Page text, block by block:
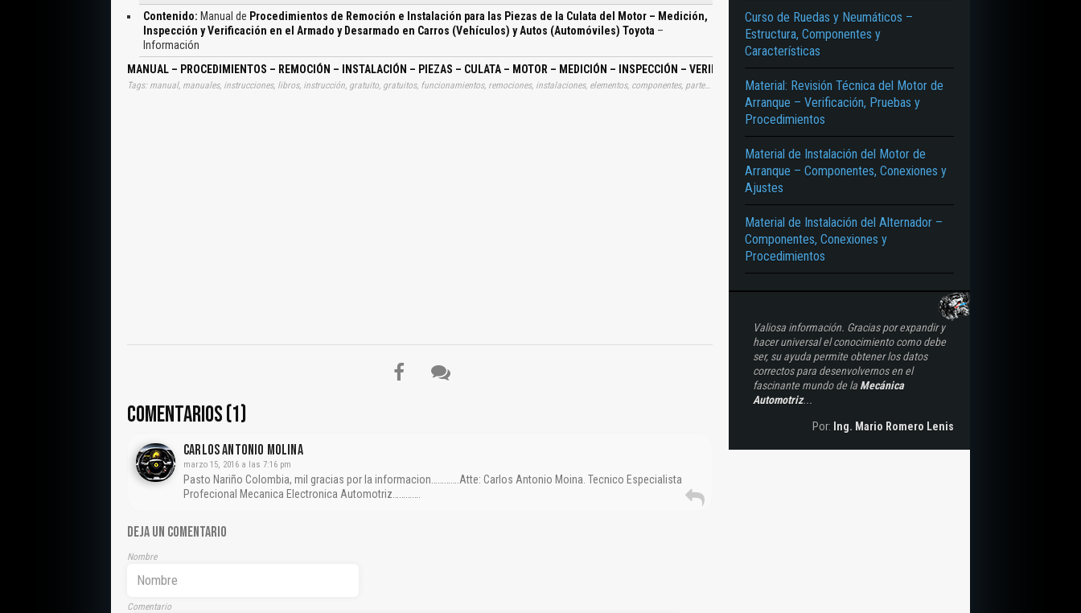
Contenido: Manual de Procedimientos de Remoción e Instalación para las Piezas de la Culata del Motor – Medición,
Inspección y Verificación en el Armado y Desarmado en Carros (Vehículos) y Autos (Automóviles) Toyota –
Información
MANUAL – PROCEDIMIENTOS – REMOCIÓN – INSTALACIÓN – PIEZAS – CULATA – MOTOR – MEDICIÓN – INSPECCIÓN – VERIFICACIÓN – ARMADO – DESARMADO
Tags: manual, manuales, instrucciones, libros, instrucción, gratuito, gratuitos, funcionamientos, remociones, instalaciones, elementos, componentes, partes, culatas, motores, mediciones, inspecciones, verificaciones, armados, ensamblados, ensamblajes, desarmados, desamblajes, desensamblajes, desamblados, motores, aprender, descargas
COMENTARIOS (1)
CARLOS ANTONIO MOLINA
marzo 15, 2016 a las 7:16 pm
Pasto Nariño Colombia, mil gracias por la informacion………….Atte: Carlos Antonio Moina. Tecnico Especialista
Profecional Mecanica Electronica Automotriz………….
DEJA UN COMENTARIO
Nombre
Comentario
Curso de Ruedas y Neumáticos –
Estructura, Componentes y
Características
Material: Revisión Técnica del Motor de
Arranque – Verificación, Pruebas y
Procedimientos
Material de Instalación del Motor de
Arranque – Componentes, Conexiones y
Ajustes
Material de Instalación del Alternador –
Componentes, Conexiones y
Procedimientos
Valiosa información. Gracias por expandir y
hacer universal el conocimiento como debe
ser, su ayuda permite obtener los datos
correctos para desenvolvernos en el
fascinante mundo de la Mecánica
Automotriz...
Por: Ing. Mario Romero Lenis